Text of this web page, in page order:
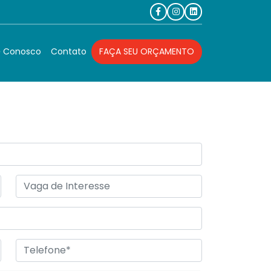
Conosco Contato FAÇA SEU ORÇAMENTO